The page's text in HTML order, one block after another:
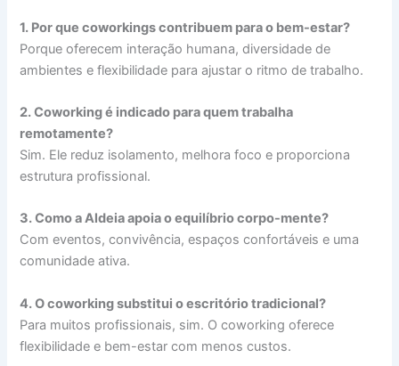
1. Por que coworkings contribuem para o bem-estar?
Porque oferecem interação humana, diversidade de
ambientes e flexibilidade para ajustar o ritmo de trabalho.
2. Coworking é indicado para quem trabalha
remotamente?
Sim. Ele reduz isolamento, melhora foco e proporciona
estrutura profissional.
3. Como a Aldeia apoia o equilíbrio corpo-mente?
Com eventos, convivência, espaços confortáveis e uma
comunidade ativa.
4. O coworking substitui o escritório tradicional?
Para muitos profissionais, sim. O coworking oferece
flexibilidade e bem-estar com menos custos.